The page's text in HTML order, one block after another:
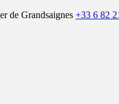
de Grandsaignes +33 6 82